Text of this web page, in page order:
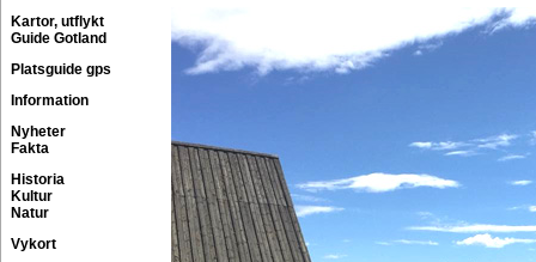
Kartor, utflykt
Guide Gotland
Platsguide gps
Information
Nyheter
Fakta
Historia
Kultur
Natur
Vykort